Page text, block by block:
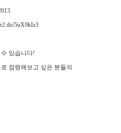
5uX9kIz3
있습니다!
점령해보고 싶은 분들의